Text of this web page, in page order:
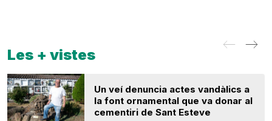
Les + vistes
Un veí denuncia actes vandàlics a
la font ornamental que va donar al
cementiri de Sant Esteve